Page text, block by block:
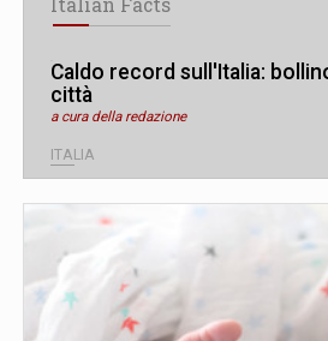
Caldo record sull'Italia:
città
a cura della redazione
ITALIA